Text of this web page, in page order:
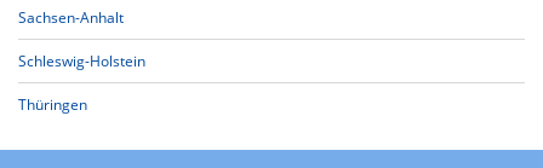
Sachsen-Anhalt
Schleswig-Holstein
Thüringen